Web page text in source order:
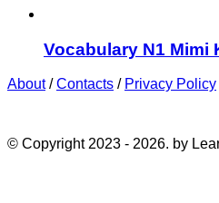
Vocabulary N1 Mimi
About/Contacts / Privacy Policy
© Copyright 2023 - 2026. by